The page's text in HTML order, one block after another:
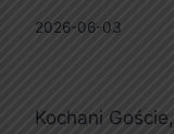
2026-06-03
Kochani Goście,